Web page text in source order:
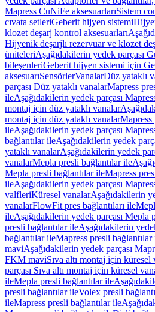
Mapress CuNiFe aksesuarlarıSistem
cıvata setleriGeberit hijyen sistemi
klozet deşarj kontrol aksesuarları
Hijyenik deşarjlı rezervuar ve klozet
üniteleriAşağıdakilerin yedek parçası
bileşenleriGeberit hijyen sistemi için
aksesuarıSensörlerVanalarDüz yataklı
parçası Düz yataklı vanalarMapress
ileAşağıdakilerin yedek parçası
montaj için düz yataklı vanalar
montaj için düz yataklı vanalarMapress
ileAşağıdakilerin yedek parçası
bağlantılar ileAşağıdakilerin yedek
yataklı vanalarAşağıdakilerin yedek
vanalarMepla presli bağlantılar ile
Mepla presli bağlantılar ileMapress
ileAşağıdakilerin yedek parçası
valfleriKüresel vanalarAşağıdakilerin
vanalarFlowFit pres bağlantıları ile
ileAşağıdakilerin yedek parçası Mepla
presli bağlantılar ileAşağıdakilerin
bağlantılar ileMapress presli
maviAşağıdakilerin yedek parçası
FKM maviSıva altı montaj için küresel
parçası Sıva altı montaj için küresel
ileMepla presli bağlantılar ile
presli bağlantılar ileVolex presli
ileMapress presli bağlantılar ile